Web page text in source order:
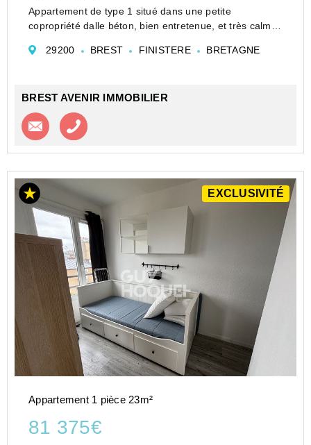
Appartement de type 1 situé dans une petite
copropriété dalle béton, bien entretenue, et très calme.
Il est composé d'une grande pièce de vie, d'une cuisine
29200 BREST FINISTERE BRETAGNE
BREST AVENIR IMMOBILIER
Contacter l'agence
EXCLUSIVITÉ
Appartement 1 pièce 23m²
81 375€